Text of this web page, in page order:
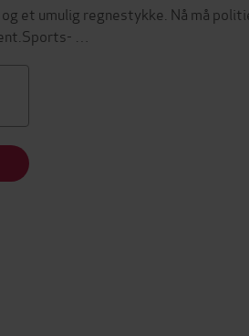
et umulig regnestykke. Nå må
…